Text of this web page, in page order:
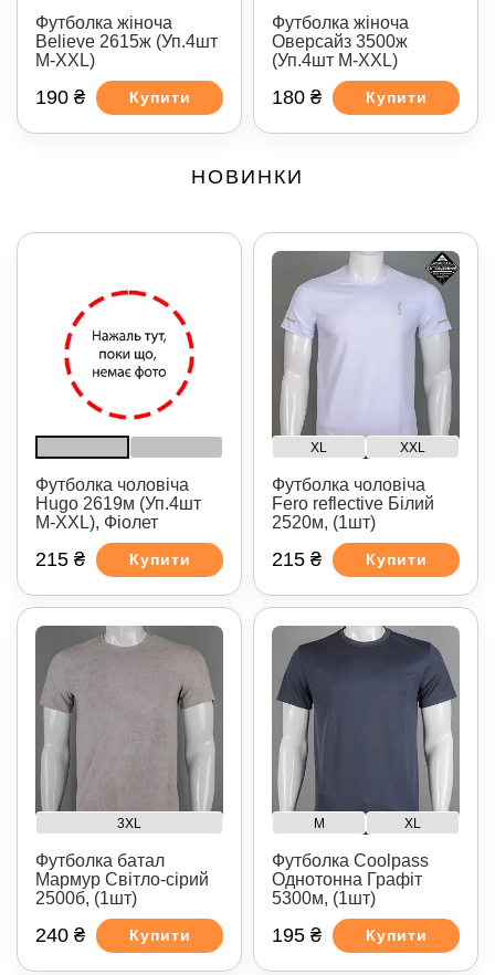
Футболка жіноча
Believe 2615ж (Уп.4шт
M-XXL)
190 ₴ Купити
Футболка жіноча
Оверсайз 3500ж
(Уп.4шт M-XXL)
180 ₴ Купити
НОВИНКИ
Футболка чоловіча
Hugo 2619м (Уп.4шт
M-XXL), Фіолет
215 ₴ Купити
XL XXL
Футболка чоловіча
Fero reflective Білий
2520м, (1шт)
215 ₴ Купити
3XL
Футболка батал
Мармур Світло-сірий
2500б, (1шт)
240 ₴ Купити
M XL
Футболка Coolpass
Однотонна Графіт
5300м, (1шт)
195 ₴ Купити